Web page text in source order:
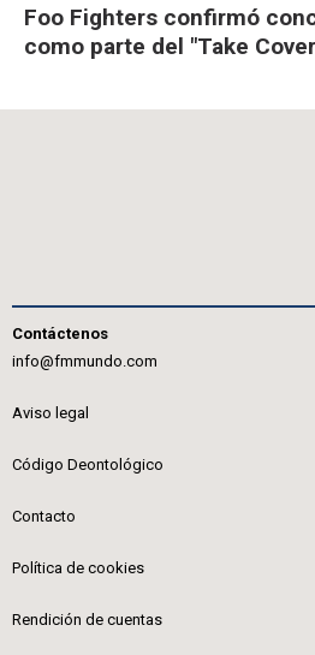
Foo Fighters confirmó
como parte del "Take
Contáctenos
info@fmmundo.com
Aviso legal
Código Deontológico
Contacto
Política de cookies
Rendición de cuentas